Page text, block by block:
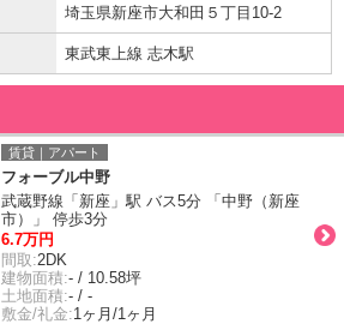
埼玉県新座市大和田５丁目10-2
東武東上線 志木駅
賃貸｜アパート
フォーブル中野
武蔵野線「新座」駅 バス5分 「中野（新座
市）」 停歩3分
6.7万円
間取:2DK
建物面積:- / 10.58坪
土地面積:- / -
敷金/礼金:1ヶ月/1ヶ月